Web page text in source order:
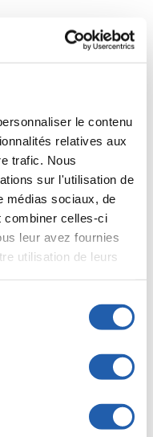
le contenu
relatives aux
trafic. Nous
sur l'utilisation de
médias sociaux, de
combiner celles-ci
leur avez fournies
utilisation de leurs
du mouvement
en graphisme
et qui ont une
solides pour
graphique,
pour le